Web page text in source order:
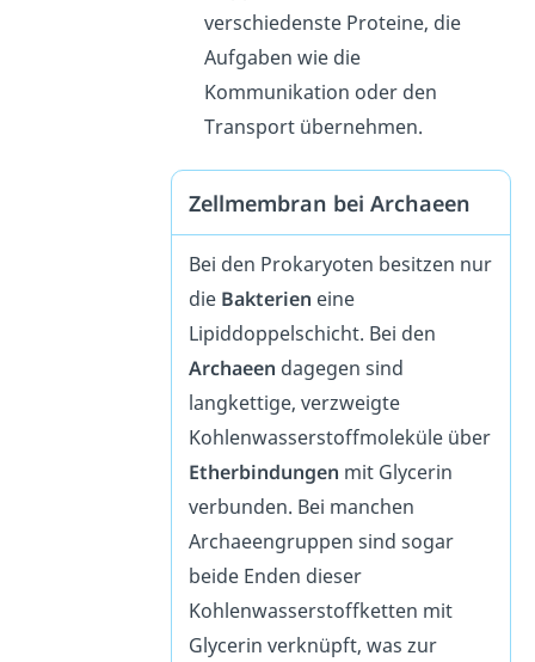
verschiedenste Proteine, die
Aufgaben wie die
Kommunikation oder den
Transport übernehmen.
Zellmembran bei Archaeen
Bei den Prokaryoten besitzen nur
die Bakterien eine
Lipiddoppelschicht. Bei den
Archaeen dagegen sind
langkettige, verzweigte
Kohlenwasserstoffmoleküle über
Etherbindungen mit Glycerin
verbunden. Bei manchen
Archaeengruppen sind sogar
beide Enden dieser
Kohlenwasserstoffketten mit
Glycerin verknüpft, was zur